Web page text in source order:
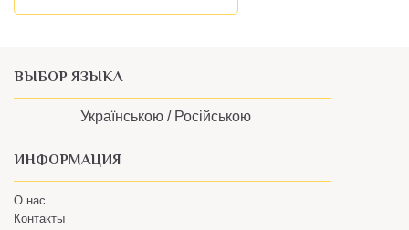
Українською /Російською
О нас
Контакты
Пользовательское соглашение